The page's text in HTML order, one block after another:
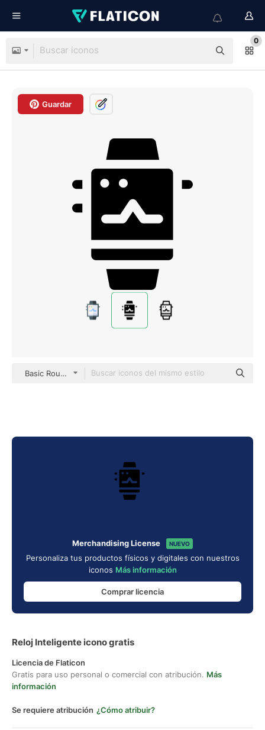
0
Guardar
Basic Rounded Filled
Merchandising License NUEVO
Personaliza tus productos físicos y digitales con nuestros
iconos Más información
Comprar licencia
Reloj Inteligente icono gratis
Licencia de Flaticon
Gratis para uso personal o comercial con atribución. Más
información
Se requiere atribución ¿Cómo atribuir?